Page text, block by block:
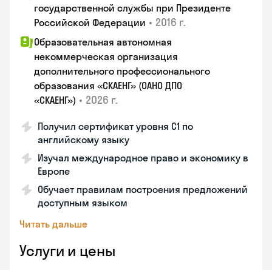
государственной службы при Президенте
Российской Федерации • 2016 г.
Образовательная автономная
некоммерческая организация
дополнительного профессионального
образования «СКАЕНГ» (ОАНО ДПО
«СКАЕНГ») • 2026 г.
Получил сертификат уровня С1 по
английскому языку
Изучал международное право и экономику в
Европе
Обучает правилам построения предложений
доступным языком
Читать дальше
Услуги и цены